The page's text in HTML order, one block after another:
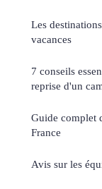
Les
vacances
7 conseils
reprise d'un
Guide complet
France
Avis sur les